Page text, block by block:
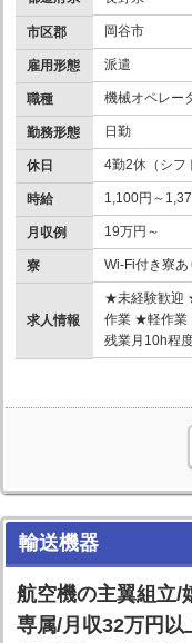
市区郡 岡谷市
雇用形態 派遣
職種 機械オペレー
勤務形態 日勤
休日 4勤2休（シフ
時給 1,100円～
月収例 19万円～
寮 Wi-Fi付き寮あ
求人情報
★未経験歓迎
作業 ★軽作業
残業月10h程
輸送機器
航空機の主翼組立/
専属/月収32万円以